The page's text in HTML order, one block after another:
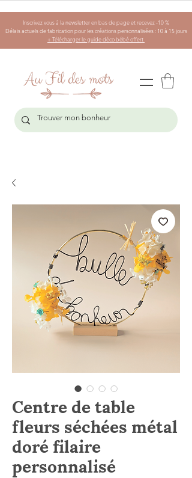
Inscrivez vous à la newsletter en bas de page et recevez -10 %
Délais actuels de fabrication pour les créations personnalisées : 10 à 15 jours
+ Télécharger le guide déco bébé offert
Centre de table
fleurs séchées métal
doré filaire
personnalisé